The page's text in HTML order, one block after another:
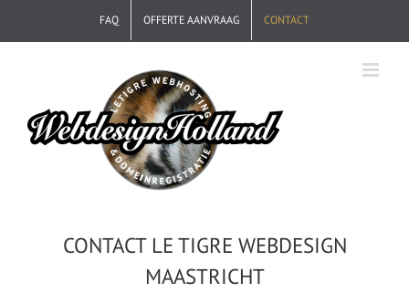
FAQ OFFERTE AANVRAAG CONTACT
CONTACT LE TIGRE WEBDESIGN
MAASTRICHT